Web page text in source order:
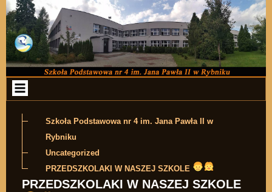
Przejdź do zawartości
Szkoła Podstawowa nr 4 im. Jana Pawła II w
Rybniku
Uncategorized
PRZEDSZKOLAKI W NASZEJ SZKOLE
PRZEDSZKOLAKI W NASZEJ SZKOLE